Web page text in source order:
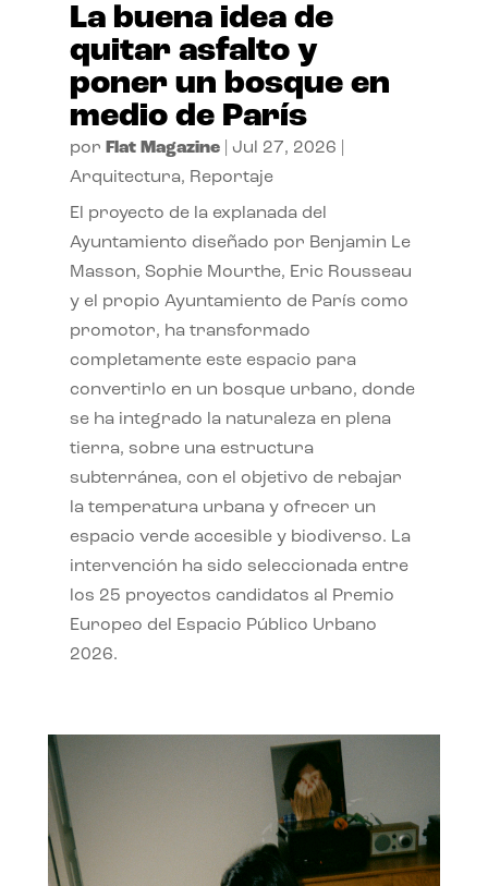
La buena idea de
quitar asfalto y
poner un bosque en
medio de París
por Flat Magazine| Jul 27, 2026
Arquitectura, Reportaje
El proyecto de la explanada del
Ayuntamiento diseñado por Benjamin Le
Masson, Sophie Mourthe, Eric Rousseau
y el propio Ayuntamiento de París como
promotor, ha transformado
completamente este espacio para
convertirlo en un bosque urbano, donde
se ha integrado la naturaleza en plena
tierra, sobre una estructura
subterránea, con el objetivo de rebajar
la temperatura urbana y ofrecer un
espacio verde accesible y biodiverso. La
intervención ha sido seleccionada entre
los 25 proyectos candidatos al Premio
Europeo del Espacio Público Urbano
2026.